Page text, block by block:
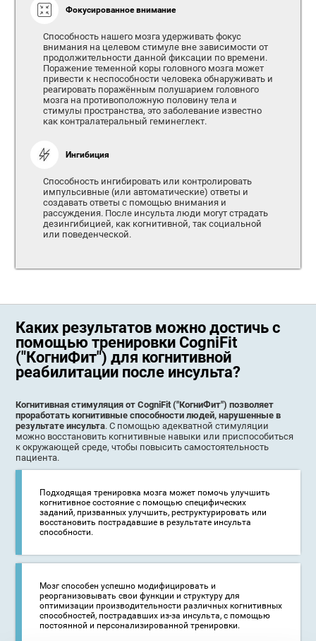
Фокусированное внимание
Способность нашего мозга удерживать фокус
внимания на целевом стимуле вне зависимости от
продолжительности данной фиксации по времени.
Поражение теменной коры головного мозга может
привести к неспособности человека обнаруживать и
реагировать поражённым полушарием головного
мозга на противоположную половину тела и
стимулы пространства, это заболевание известно
как контралатеральный геминеглект.
Ингибиция
Способность ингибировать или контролировать
импульсивные (или автоматические) ответы и
создавать ответы с помощью внимания и
рассуждения. После инсульта люди могут страдать
дезингибицией, как когнитивной, так социальной
или поведенческой.
Каких результатов можно достичь с
помощью тренировки CogniFit
("КогниФит") для когнитивной
реабилитации после инсульта?
Когнитивная стимуляция от CogniFit ("КогниФит") позволяет
проработать когнитивные способности людей, нарушенные в
результате инсульта. С помощью адекватной стимуляции
можно восстановить когнитивные навыки или приспособиться
к окружающей среде, чтобы повысить самостоятельность
пациента.
Подходящая тренировка мозга может помочь улучшить
когнитивное состояние с помощью специфических
заданий, призванных улучшить, реструктурировать или
восстановить пострадавшие в результате инсульта
способности.
Мозг способен успешно модифицировать и
реорганизовывать свои функции и структуру для
оптимизации производительности различных когнитивных
способностей, пострадавших из-за инсульта, с помощью
постоянной и персонализированной тренировки.